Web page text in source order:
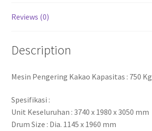
Reviews (0)
Description
Mesin Pengering Kakao Kapasitas : 750 Kg
Spesifikasi :
Unit Keseluruhan : 3740 x 1980 x 3050 mm
Drum Size : Dia. 1145 x 1960 mm